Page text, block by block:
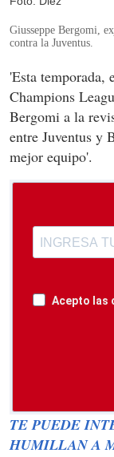
Giusseppe Bergomi,
contra la Juventus.
'Esta temporada,
Champions
Bergomi a la
entre Juventus y
mejor equipo'.
Acepto las
TE PUEDE
HUMILLAN A